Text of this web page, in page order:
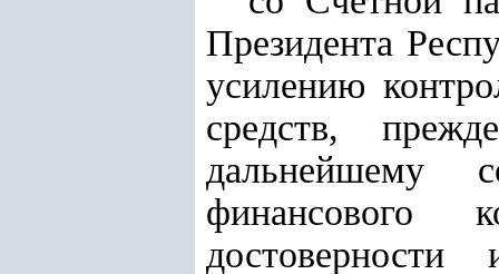
Президента
усилению
средств,
дальнейшему
финансового